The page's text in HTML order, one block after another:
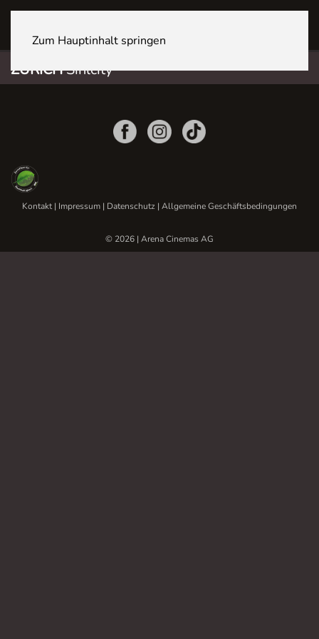
Zum Hauptinhalt springen
ZÜRICHSihlcity
Kontakt| Impressum | Datenschutz | Allgemeine Geschäftsbedingungen
© 2026 | Arena Cinemas AG